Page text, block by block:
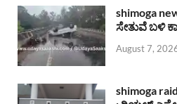
shimoga
ಸೇತುವೆ ಬಳಿ
August 7,
shimoga